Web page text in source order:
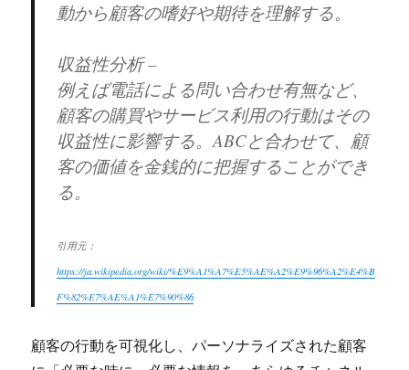
動から顧客の嗜好や期待を理解する。
収益性分析 –
例えば電話による問い合わせ有無など、
顧客の購買やサービス利用の行動はその
収益性に影響する。ABCと合わせて、顧
客の価値を金銭的に把握することができ
る。
引用元：
https://ja.wikipedia.org/wiki/%E9%A1%A7%E5%AE%A2%E9%96%A2%E4%B
F%82%E7%AE%A1%E7%90%86
顧客の行動を可視化し、パーソナライズされた顧客